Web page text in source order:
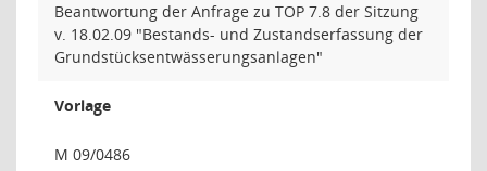
Beantwortung der Anfrage zu TOP 7.8 der Sitzung
v. 18.02.09 "Bestands- und Zustandserfassung der
Grundstücksentwässerungsanlagen"
Vorlage
M 09/0486